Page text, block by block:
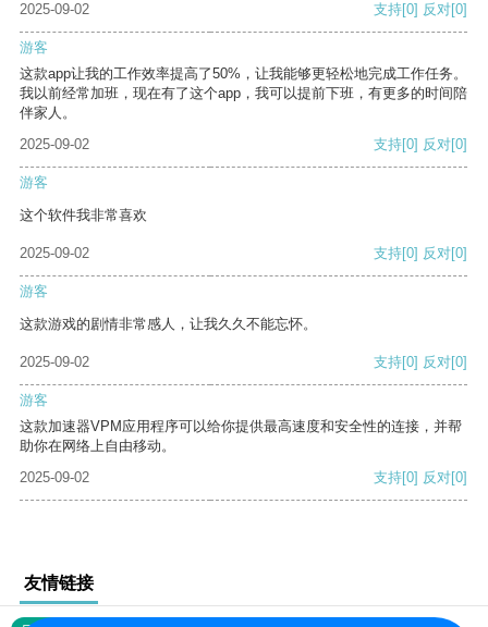
2025-09-02 支持[0] 反对[0]
游客
这款app让我的工作效率提高了50%，让我能够更轻松地完成工作任务。
我以前经常加班，现在有了这个app，我可以提前下班，有更多的时间陪
伴家人。
2025-09-02
支持[0] 反对[0]
游客
这个软件我非常喜欢
2025-09-02 支持[0] 反对[0]
游客
这款游戏的剧情非常感人，让我久久不能忘怀。
2025-09-02 支持[0] 反对[0]
游客
这款加速器VPM应用程序可以给你提供最高速度和安全性的连接，并帮
助你在网络上自由移动。
2025-09-02
支持[0] 反对[0]
友情链接